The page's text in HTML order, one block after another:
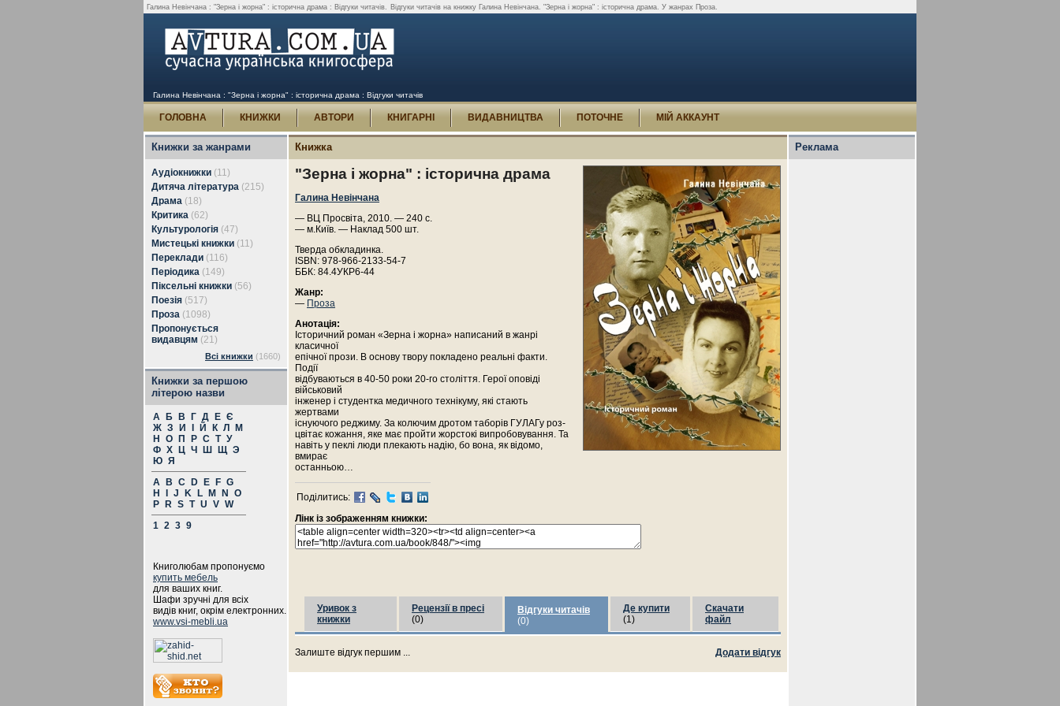
Галина Невінчана : "Зерна і жорна" : історична драма : Відгуки читачів. Відгуки читачів на книжку Галина Невінчана. "Зерна і жорна" : історична драма. У жанрах Проза.
Галина Невінчана : "Зерна і жорна" : історична драма : Відгуки читачів
ГОЛОВНА КНИЖКИ АВТОРИ КНИГАРНІ ВИДАВНИЦТВА ПОТОЧНЕ МІЙ АККАУНТ
Книжки за жанрами
Аудіокнижки (11)
Дитяча література (215)
Драма (18)
Критика (62)
Культурологія (47)
Мистецькі книжки (11)
Переклади (116)
Періодика (149)
Піксельні книжки (56)
Поезія (517)
Проза (1098)
Пропонується
видавцям (21)
Всі книжки (1660)
Книжки за першою
літерою назви
А Б В Г Д Е Є
Ж З И Й К Л
М
Н
О П Р С Т У
Ф Х Ц Ч Ш Щ Э
Ю Я
A
B C D E F G
H
J K L M N
O
P
R S T U V W
1 2 3 9
Книголюбам пропонуємо
купить мебель
для ваших книг.
Шафи зручні для всіх
видів книг, окрім електронних.
www.vsi-mebli.ua
Книжка
"Зерна і жорна" : історична драма
Галина Невінчана
— ВЦ Просвіта, 2010. — 240 с.
— м.Київ. — Наклад 500 шт.
Тверда обкладинка.
ISBN: 978-966-2133-54-7
ББК: 84.4УКР6-44
Жанр:
— Проза
Анотація:
Історичний роман «Зерна і жорна» написаний в жанрі
класичної
епічної прози. В основу твору покладено реальні факти.
Події
відбуваються в 40-50 роки 20-го століття. Герої оповіді
військовий
інженер і студентка медичного технікуму, які стають
жертвами
існуючого реджиму. За колючим дротом таборів ГУЛАГу роз-
цвітає кожання, яке має пройти жорстокі випробовування. Та
навіть у пеклі люди плекають надію, бо вона, як відомо,
вмирає
останньою…
Поділитись:
Лінк із зображенням книжки:
Уривок з
книжки
Рецензії в пресі
(0)
Відгуки читачів
(0)
Де купити
(1)
Скачати
файл
Додати відгук
Залиште відгук першим ...
Реклама